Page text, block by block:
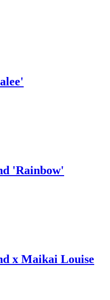
'Rainbow'
x Maikai Louise